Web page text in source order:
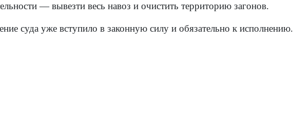
— вывезти весь навоз и очистить территорию загонов.
суда уже вступило в законную силу и обязательно к исполнению.